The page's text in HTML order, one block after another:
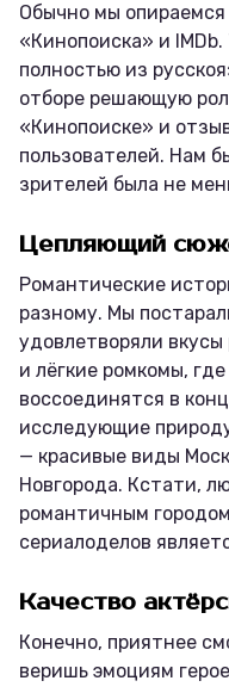
Обычно мы
«Кинопоиска» и
полностью из
отборе решающую
«Кинопоиске» и
пользователей. Нам
зрителей была не
Цепляющий
Романтические
разному. Мы
удовлетворяли
и лёгкие ромкомы,
воссоединятся в
исследующие
— красивые виды
Новгорода. Кстати,
романтичным
сериалоделов
Качество
Конечно, приятнее
веришь эмоциям